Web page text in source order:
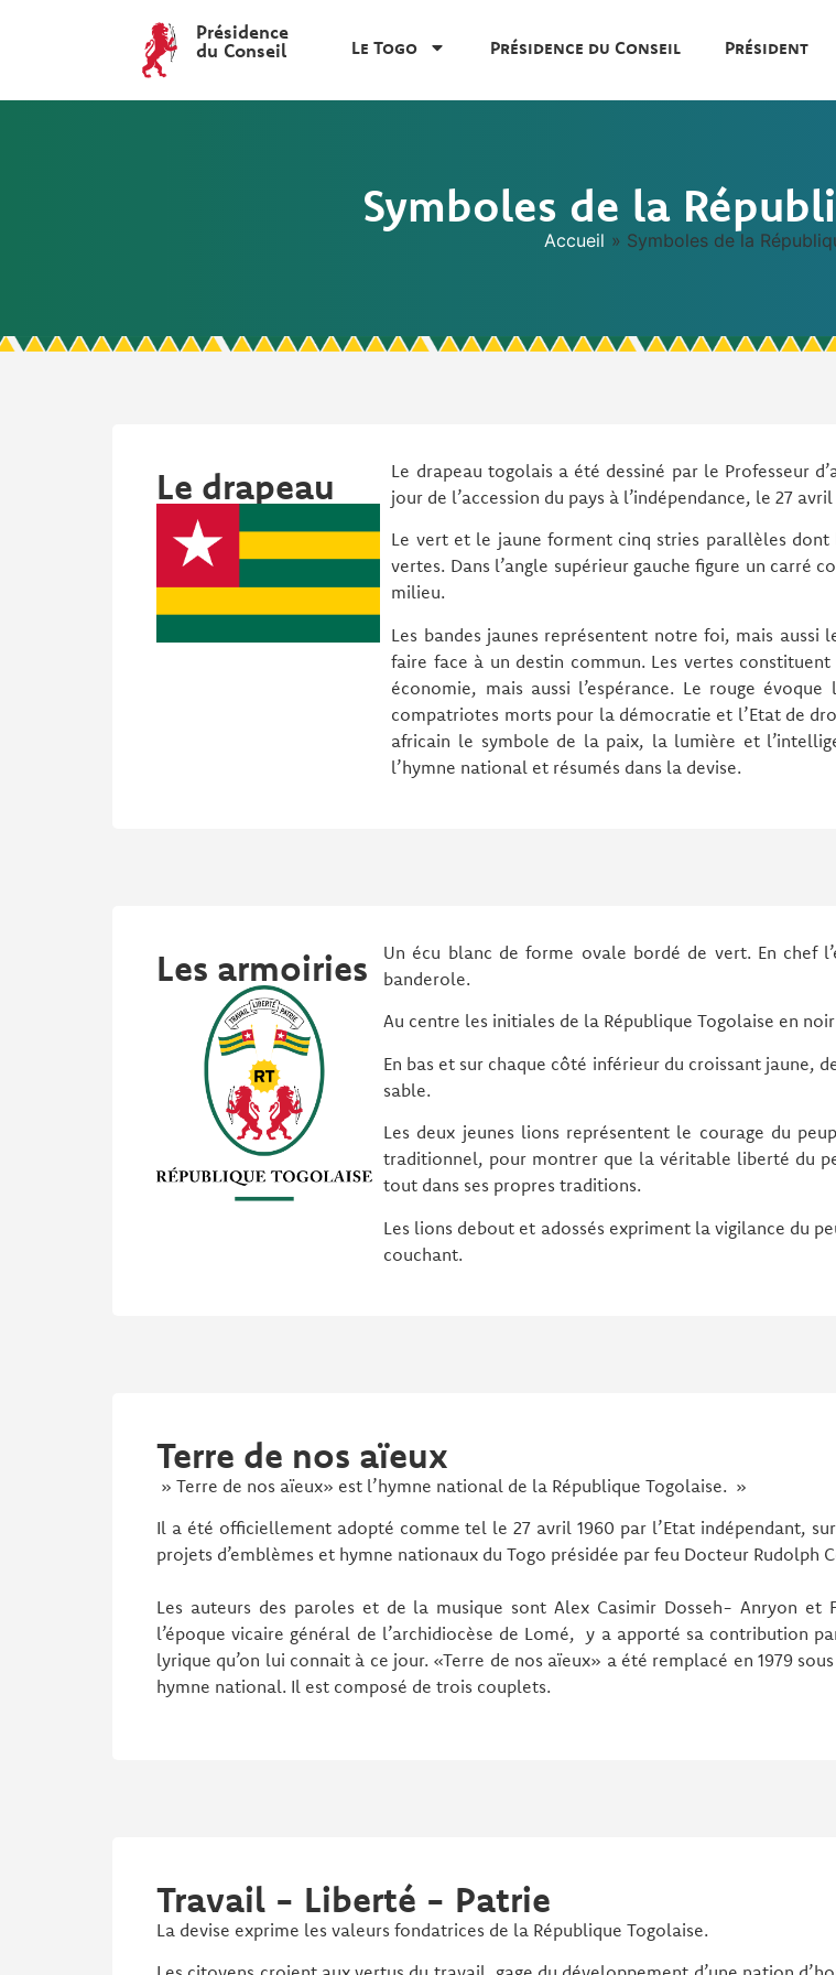
Présidence
du Conseil
Le Togo Présidence du Conseil Président
Symboles de la
Accueil » Symboles de la
Le drapeau
Le drapeau togolais a été dessiné par le Professeur
jour de l’accession du pays à l’indépendance, le 27
Le vert et le jaune forment cinq stries parallèles
vertes. Dans l’angle supérieur gauche figure un carré
milieu.
Les bandes jaunes représentent notre foi, mais
faire face à un destin commun. Les vertes
économie, mais aussi l’espérance. Le rouge
compatriotes morts pour la démocratie et l’Etat de
africain le symbole de la paix, la lumière et
l’hymne national et résumés dans la devise.
Les armoiries
Un écu blanc de forme ovale bordé de vert. En chef
banderole.
Au centre les initiales de la République Togolaise en
En bas et sur chaque côté inférieur du croissant jaune,
sable.
Les deux jeunes lions représentent le courage du
traditionnel, pour montrer que la véritable liberté du
tout dans ses propres traditions.
Les lions debout et adossés expriment la vigilance du
couchant.
Terre de nos aïeux
» Terre de nos aïeux» est l’hymne national de la République Togolaise. »
Il a été officiellement adopté comme tel le 27 avril 1960 par l’Etat indépendant,
projets d’emblèmes et hymne nationaux du Togo présidée par feu Docteur Rudolph
Les auteurs des paroles et de la musique sont Alex Casimir Dosseh- Anryon et
l’époque vicaire général de l’archidiocèse de Lomé, y a apporté sa contribution
lyrique qu’on lui connait à ce jour. «Terre de nos aïeux» a été remplacé en 1979
hymne national. Il est composé de trois couplets.
Travail - Liberté - Patrie
La devise exprime les valeurs fondatrices de la République Togolaise.